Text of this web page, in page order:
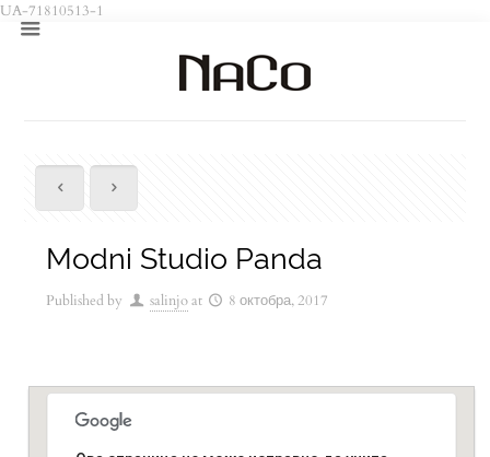
UA-71810513-1
Modni Studio Panda
Published by salinjoat 8 октобра, 2017